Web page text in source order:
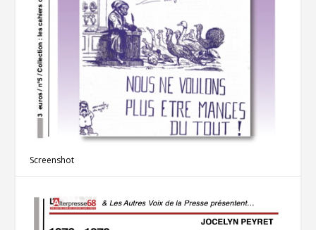
Screenshot